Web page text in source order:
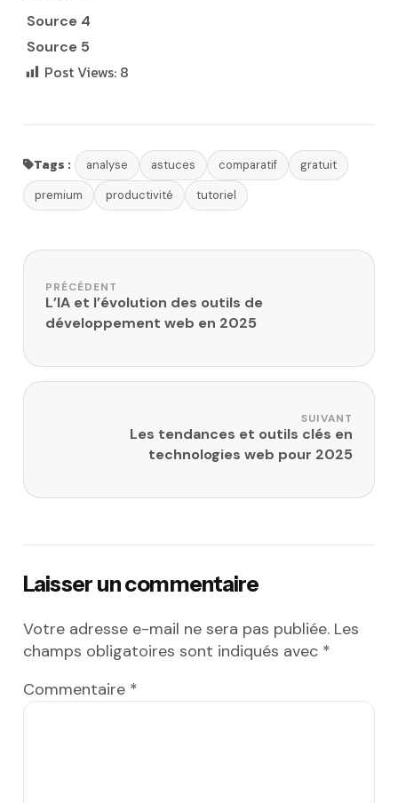
Source 4
Source 5
Post Views: 8
Tags : analyse astuces comparatif
gratuit
premium
productivité tutoriel
Navigation de l’article
PRÉCÉDENT
L’IA et l’évolution des outils de
développement web en 2025
SUIVANT
Les tendances et outils clés en
technologies web pour 2025
Laisser un commentaire
Votre adresse e-mail ne sera pas publiée. Les
champs obligatoires sont indiqués avec *
Commentaire *